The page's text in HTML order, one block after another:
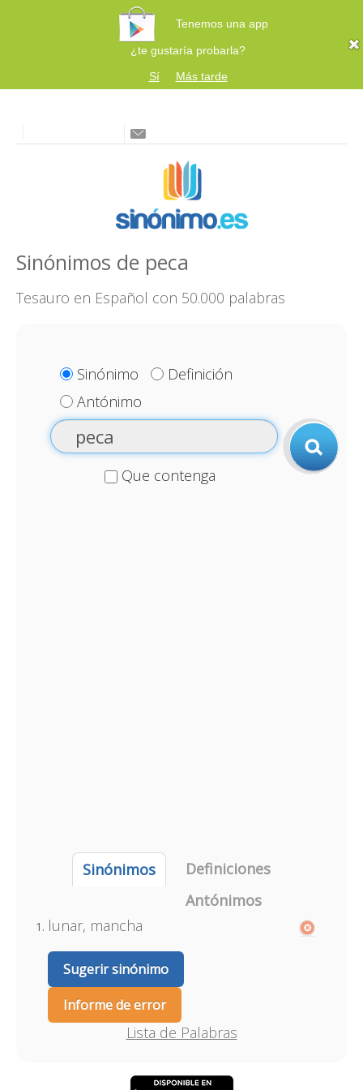
Tenemos una app
¿te gustaría probarla?
Sí
Más tarde
Sinónimos de peca
Tesauro en Español con 50.000 palabras
Sinónimo
Definición
Antónimo
Que contenga
Sinónimos
Definiciones
Antónimos
lunar, mancha
Sugerir sinónimo
Informe de error
Lista de Palabras